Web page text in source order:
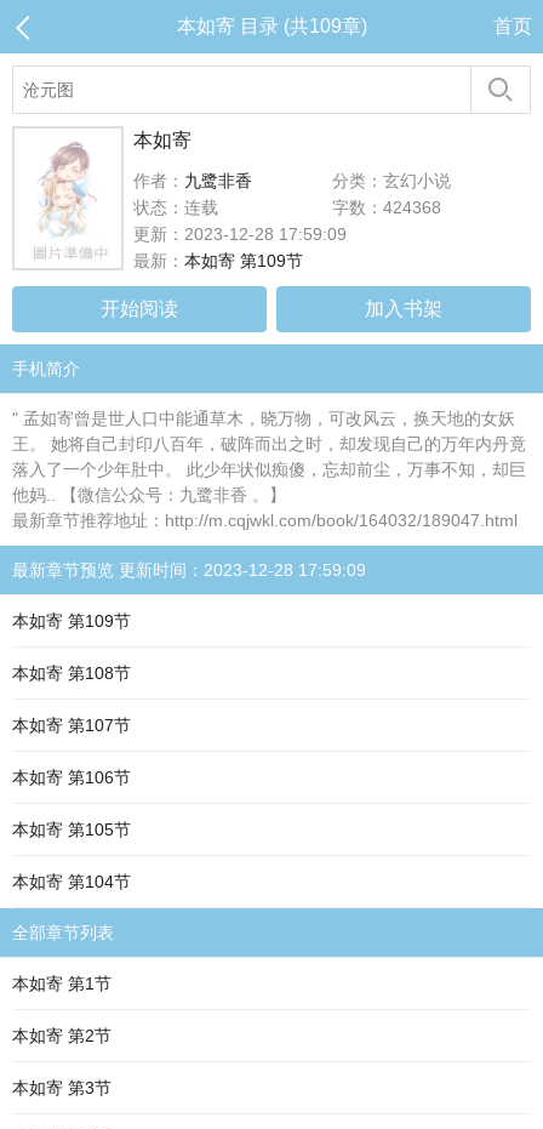
本如寄 目录 (共109章) 首页
本如寄
作者： 九鹭非香
分类：玄幻小说
状态：连载
字数：424368
更新：2023-12-28 17:59:09
最新： 本如寄 第109节
开始阅读 加入书架
手机简介
" 孟如寄曾是世人口中能通草木，晓万物，可改风云，换天地的女妖
王。 她将自己封印八百年，破阵而出之时，却发现自己的万年内丹竟
落入了一个少年肚中。 此少年状似痴傻，忘却前尘，万事不知，却巨
他妈.. 【微信公众号：九鹭非香 。】
最新章节推荐地址：http://m.cqjwkl.com/book/164032/189047.html
最新章节预览 更新时间：2023-12-28 17:59:09
本如寄 第109节
本如寄 第108节
本如寄 第107节
本如寄 第106节
本如寄 第105节
本如寄 第104节
全部章节列表
本如寄 第1节
本如寄 第2节
本如寄 第3节